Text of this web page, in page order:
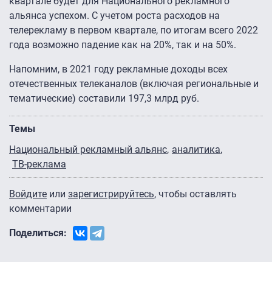
альянса успехом. С учетом роста расходов на
телерекламу в первом квартале, по итогам всего 2022
года возможно падение как на 20%, так и на 50%.
Напомним, в 2021 году рекламные доходы всех
отечественных телеканалов (включая региональные и
тематические) составили 197,3 млрд руб.
Темы
Национальный рекламный альянс аналитика
ТВ-реклама
Войдите или зарегистрируйтесь, чтобы оставлять
комментарии
Поделиться: